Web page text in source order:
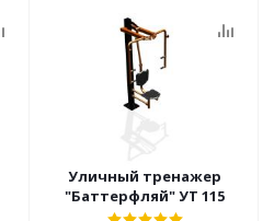
Уличный тренажер
"Баттерфляй" УТ 115